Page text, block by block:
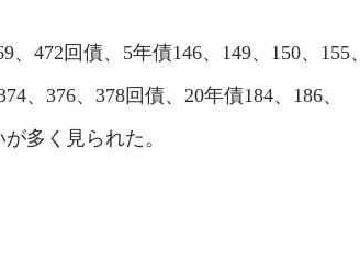
472回債、5年債146、149、150、155、
、376、378回債、20年債184、186、
多く見られた。